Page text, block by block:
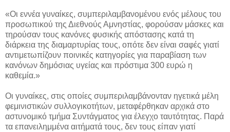
«Οι εννέα γυναίκες, συμπεριλαμβανομένου ενός μέλους του
προσωπικού της Διεθνούς Αμνηστίας, φορούσαν μάσκες και
τηρούσαν τους κανόνες φυσικής απόστασης κατά τη
διάρκεια της διαμαρτυρίας τους, οπότε δεν είναι σαφές γιατί
αντιμετωπίζουν ποινικές κατηγορίες για παραβίαση των
κανόνων δημόσιας υγείας και πρόστιμα 300 ευρώ η
καθεμία.»
Οι γυναίκες, στις οποίες συμπεριλαμβάνονταν ηγετικά μέλη
φεμινιστικών συλλογικοτήτων, μεταφέρθηκαν αρχικά στο
αστυνομικό τμήμα Συντάγματος για έλεγχο ταυτότητας. Παρά
τα επανειλημμένα αιτήματά τους, δεν τους είπαν γιατί